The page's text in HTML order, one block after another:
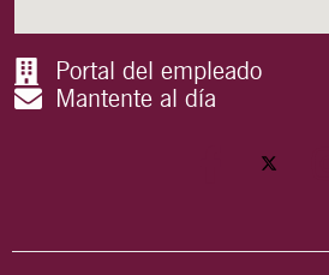
Portal del empleado
Mantente al día